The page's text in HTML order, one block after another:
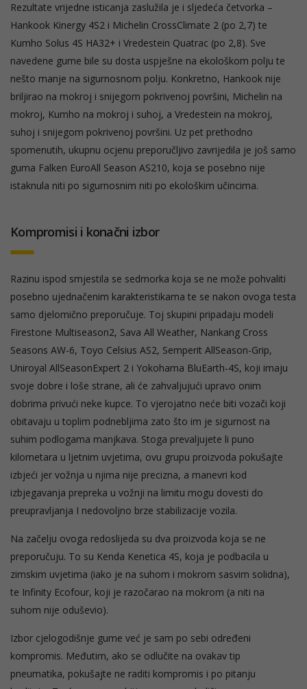
Rezultate vrijedne isticanja zaslužila je i sljedeća četvorka –
Hankook Kinergy 4S2 i Michelin CrossClimate 2 (po 2,7) te
Kumho Solus 4S HA32+ i Vredestein Quatrac (po 2,8). Sve
navedene gume bile su dosta uspješne na ekološkom polju te
nešto manje na sigurnosnom polju. Konkretno, Hankook nije
briljirao na mokroj i snijegom pokrivenoj površini, Michelin na
mokroj, Kumho na mokroj i suhoj, a Vredestein na mokroj,
suhoj i snijegom pokrivenoj površini. Uz pet prethodno
spomenutih, ukupnu ocjenu preporučljivo zavrijedila je još samo
guma Falken EuroAll Season AS210, koja se posebno nije
istaknula niti po sigurnosnim niti po ekološkim učincima.
Kompromisi i konačni izbor
Razinu ispod smjestila se sedmorka koja se ne može pohvaliti
posebno ujednačenim karakteristikama te se nakon ovoga testa
samo djelomično preporučuje. Toj skupini pripadaju modeli
Firestone Multiseason2, Sava All Weather, Nankang Cross
Seasons AW-6, Toyo Celsius AS2, Semperit AllSeason-Grip,
Uniroyal AllSeasonExpert 2 i Yokohama BluEarth-4S, koji imaju
svoje dobre i loše strane, ali će zahvaljujući upravo onim
dobrima privući neke kupce. To vjerojatno neće biti vozači koji
obitavaju u toplim podnebljima zato što im je sigurnost na
suhim podlogama manjkava. Stoga prevaljujete li puno
kilometara u ljetnim uvjetima, ovu grupu proizvoda pokušajte
izbjeći jer vožnja u njima nije precizna, a manevri kod
izbjegavanja prepreka u vožnji na limitu mogu dovesti do
preupravljanja I nedovoljno brze stabilizacije vozila.
Na začelju ovoga redoslijeda su dva proizvoda koja se ne
preporučuju. To su Kenda Kenetica 4S, koja je podbacila u
zimskim uvjetima (iako je na suhom i mokrom sasvim solidna),
te Infinity Ecofour, koji je razočarao na mokrom (a niti na
suhom nije oduševio).
Izbor cjelogodišnje gume već je sam po sebi određeni
kompromis. Međutim, ako se odlučite na ovakav tip
pneumatika, pokušajte ne raditi kompromis i po pitanju